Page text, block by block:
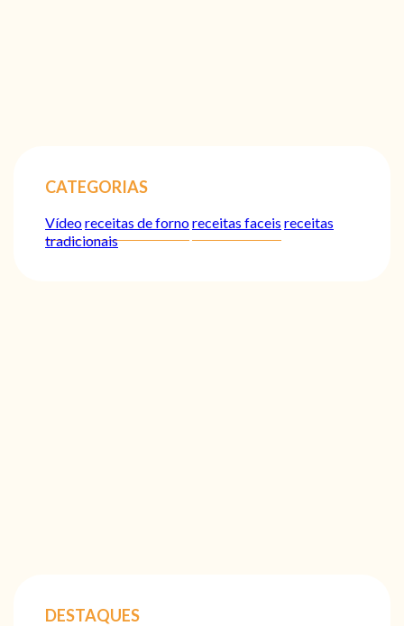
CATEGORIAS
Vídeoreceitas de fornoreceitas faceis receitas
tradicionais
DESTAQUES